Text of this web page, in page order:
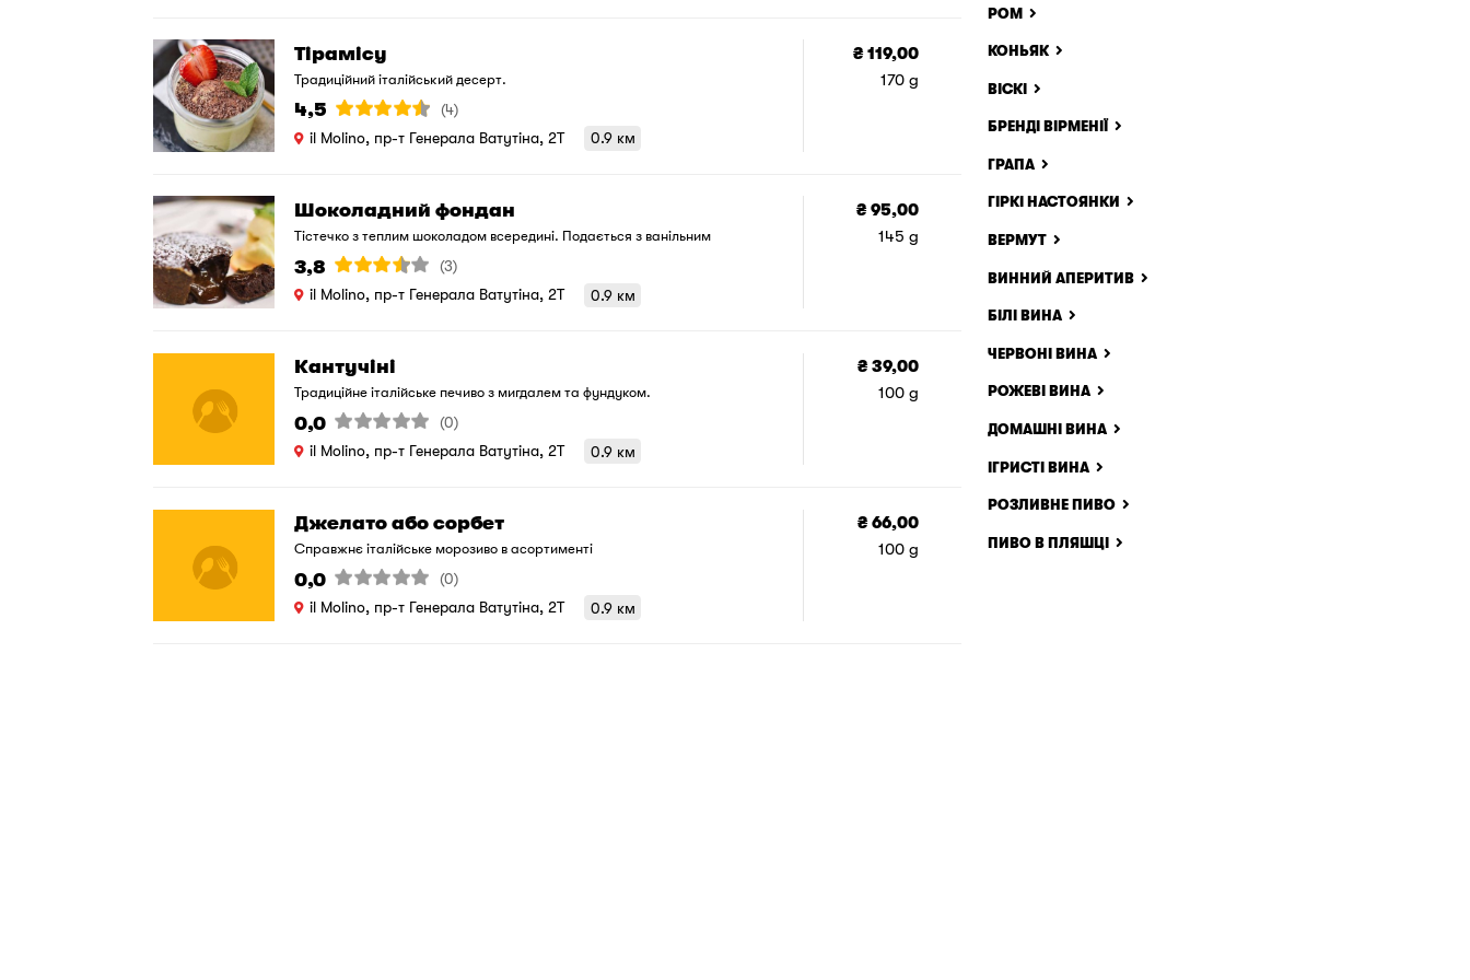
Тірамісу
Традиційний італійський десерт.
4,5
(4)
il Molino, пр-т Генерала Ватутіна, 2T
0.9 км
₴ 119,00
170 g
Шоколадний фондан
Тістечко з теплим шоколадом всередині. Подається з ванільним
морозивом.
3,8
(3)
il Molino, пр-т Генерала Ватутіна, 2T
0.9 км
₴ 95,00
145 g
Кантучіні
Традиційне італійське печиво з мигдалем та фундуком.
0,0
(0)
il Molino, пр-т Генерала Ватутіна, 2T
0.9 км
₴ 39,00
100 g
Джелато або сорбет
Справжнє італійське морозиво в асортименті
0,0
(0)
il Molino, пр-т Генерала Ватутіна, 2T
0.9 км
₴ 66,00
100 g
РОМ
КОНЬЯК
ВІСКІ
БРЕНДІ ВІРМЕНІЇ
ГРАПА
ГІРКІ НАСТОЯНКИ
ВЕРМУТ
ВИННИЙ АПЕРИТИВ
БІЛІ ВИНА
ЧЕРВОНІ ВИНА
РОЖЕВІ ВИНА
ДОМАШНІ ВИНА
ІГРИСТІ ВИНА
РОЗЛИВНЕ ПИВО
ПИВО В ПЛЯШЦІ